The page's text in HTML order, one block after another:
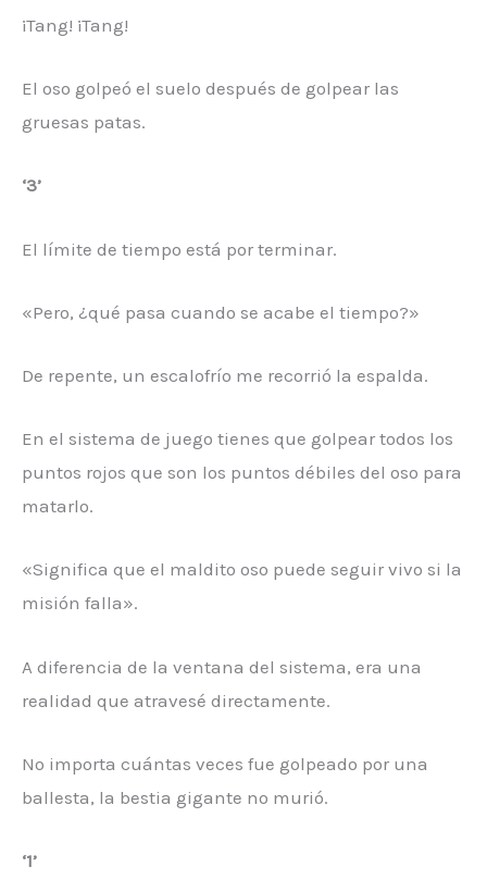
¡Tang! ¡Tang!
El oso golpeó el suelo después de golpear las
gruesas patas.
‘3’
El límite de tiempo está por terminar.
«Pero, ¿qué pasa cuando se acabe el tiempo?»
De repente, un escalofrío me recorrió la espalda.
En el sistema de juego tienes que golpear todos los
puntos rojos que son los puntos débiles del oso para
matarlo.
«Significa que el maldito oso puede seguir vivo si la
misión falla».
A diferencia de la ventana del sistema, era una
realidad que atravesé directamente.
No importa cuántas veces fue golpeado por una
ballesta, la bestia gigante no murió.
‘1’